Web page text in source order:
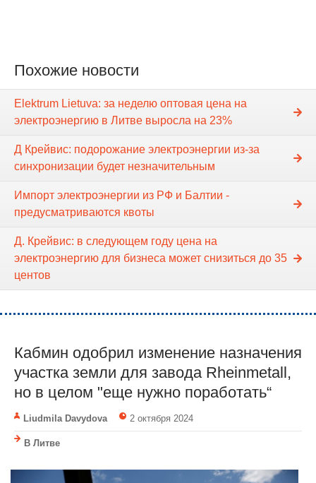
Похожие новости
Elektrum Lietuva: за неделю оптовая цена на
электроэнергию в Литве выросла на 23%
Д Крейвис: подорожание электроэнергии из-за
синхронизации будет незначительным
Импорт электроэнергии из РФ и Балтии -
предусматриваются квоты
Д. Крейвис: в следующем году цена на
электроэнергию для бизнеса может снизиться до 35
центов
Кабмин одобрил изменение назначения
участка земли для завода Rheinmetall,
но в целом "еще нужно поработать“
Liudmila Davydova 2 октября 2024
В Литве